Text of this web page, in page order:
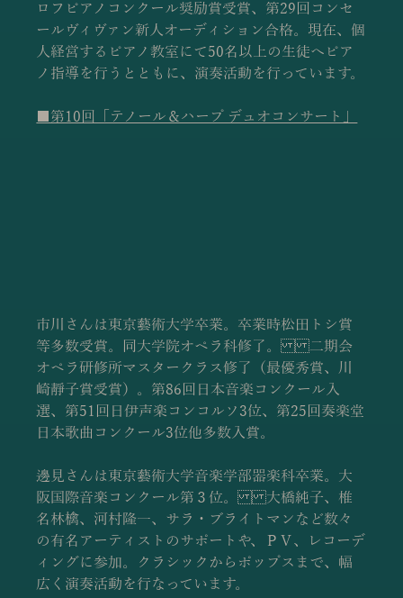
ロフピアノコンクール奨励賞受賞、第29回コンセ
ールヴィヴァン新人オーディション合格。現在、個
人経営するピアノ教室にて50名以上の生徒へピア
ノ指導を行うとともに、演奏活動を行っています。
■第10回「テノール＆ハープ デュオコンサート」
市川さんは東京藝術大学卒業。卒業時松田トシ賞
等多数受賞。同大学院オペラ科修了。二期会
オペラ研修所マスタークラス修了（最優秀賞、川
崎靜子賞受賞）。第86回日本音楽コンクール入
選、第51回日伊声楽コンコルソ3位、第25回奏楽堂
日本歌曲コンクール3位他多数入賞。
邊見さんは東京藝術大学音楽学部器楽科卒業。大
阪国際音楽コンクール第３位。大橋純子、椎
名林檎、河村隆一、サラ・ブライトマンなど数々
の有名アーティストのサポートや、ＰＶ、レコーデ
ィングに参加。クラシックからポップスまで、幅
広く演奏活動を行なっています。